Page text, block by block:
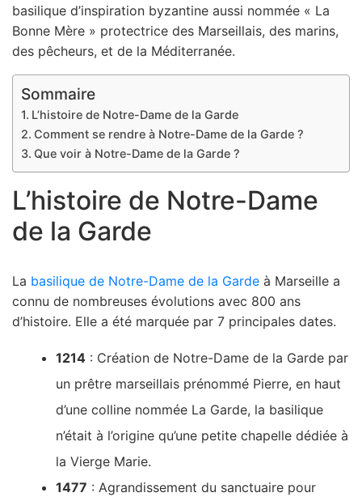
basilique d’inspiration byzantine aussi nommée « La
Bonne Mère » protectrice des Marseillais, des marins,
des pêcheurs, et de la Méditerranée.
Sommaire
L’histoire de Notre-Dame de la Garde
Comment se rendre à Notre-Dame de la Garde ?
Que voir à Notre-Dame de la Garde ?
L’histoire de Notre-Dame
de la Garde
La basilique de Notre-Dame de la Garde à Marseille a
connu de nombreuses évolutions avec 800 ans
d’histoire. Elle a été marquée par 7 principales dates.
1214 : Création de Notre-Dame de la Garde par
un prêtre marseillais prénommé Pierre, en haut
d’une colline nommée La Garde, la basilique
n’était à l’origine qu’une petite chapelle dédiée à
la Vierge Marie.
1477 : Agrandissement du sanctuaire pour